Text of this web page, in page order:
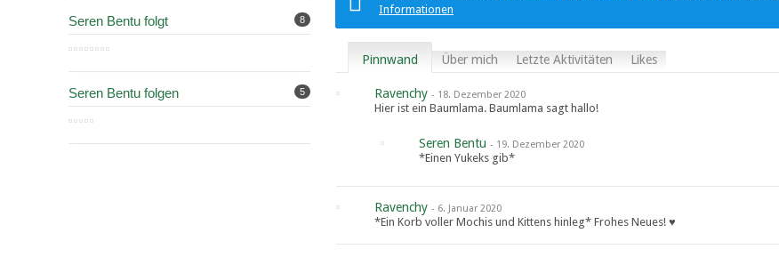
Seren Bentu folgt 8
Seren Bentu folgen 5
Informationen
Pinnwand Über mich Letzte Aktivitäten Likes
Ravenchy - 18. Dezember 2020
Hier ist ein Baumlama. Baumlama sagt hallo!
Seren Bentu - 19. Dezember 2020
*Einen Yukeks gib*
Ravenchy - 6. Januar 2020
*Ein Korb voller Mochis und Kittens hinleg* Frohes Neues! ♥